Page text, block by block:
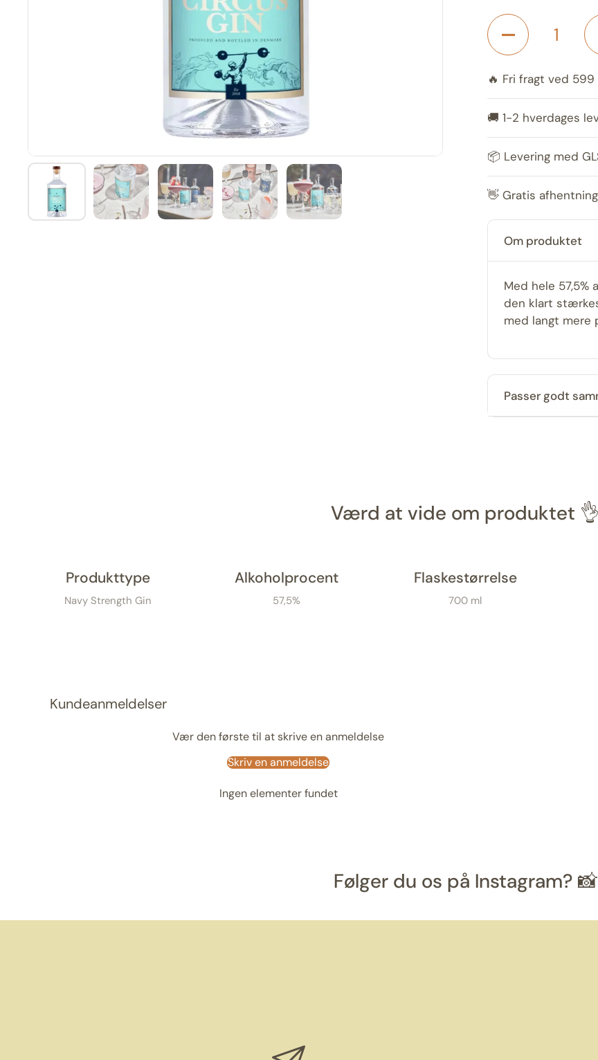
Vis slide 1 Vis slide 2 Vis slide 3 Vis slide 4 Vis slide 5
Antal
🔥 Fri fragt ved 599
🚚 1-2 hverdages
📦 Levering med
👋 Gratis
Om produktet
Med hele 57,5%
den klart
med langt mere
Passer godt
Værd at vide om produktet 👌
Produkttype
Navy Strength Gin
Alkoholprocent
57,5%
Flaskestørrelse
700 ml
Kundeanmeldelser
Vær den første til at skrive en anmeldelse
Skriv en anmeldelse
Ingen elementer fundet
Følger du os på Instagram? 📸